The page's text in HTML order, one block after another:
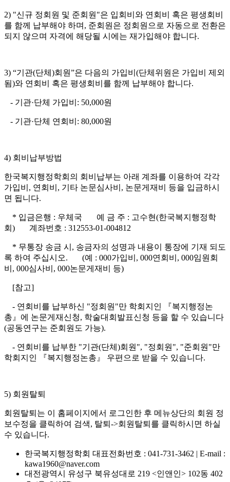
2) "신규 정회원 및 준회원 "은 입회비와 연회비 혹은 평생회비
를 함께 납부해야 하며 , 준회원은 정회원으로 자동으로 전환은
되지 않으며 자격에 해당될 시에는 재가입해야 합니다.
3) “기관(단체 )회원”은 다음의 가입비 (단체위원은 가입비 제외
됨)와 연회비 혹은 평생회비를 함께 납부해야 합니다.
- 기관·단체 가입비 : 50,000원
- 기관·단체 연회비 : 80,000원
4) 회비납부방법
한국복지행정학회의 회비납부는 아래 계좌를 이용하여 각각
가입비 , 연회비 , 기타 논문심사비 , 논문게재비 등을 입금하시
면 됩니다.
* 입금은행 : 우체국 예 금 주 : 고수현(한국복지행정학
회 ) 계좌번호 : 312553-01-004812
* 무통장 송금 시 , 송금자의 성명과 내용이 통장에 기재 되도
록 하여 주십시오. (예 : 000가입비 , 000연회비 , 000임원회
비 , 000심사비 , 000논문게재비 등)
[참고]
- 연회비를 납부하신 "정회원 "만 학회지인 『복지행정논
총 』 에 논문게재신청, 학술대회발표신청 등을 할 수 있습니다
(공동연구는 준회원도 가능).
- 연회비를 납부한 "기관(단체 )회원 ", "정회원 ", "준회원 "만
학회지인
『복지행정논총 』 우편으로 받을 수 있습니다.
5) 회원탈퇴
회원탈퇴는 이 홈페이지에서 로그인한 후 메뉴상단의 회원 정
보수정을 클릭하여 검색, 탈퇴 ->회원탈퇴를 클릭하시면 하실
수 있습니다.
한국복지행정학회 대표전화번호 : 041-731-3462 | E-mail :
kawa1960@naver.com
대전광역시 유성구 북유성대로 219 <인앤인> 102동 402